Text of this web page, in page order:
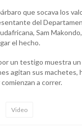
que socava los
del
Sam
el hecho.
un testigo muestra
agitan sus machetes,
a correr.
Video